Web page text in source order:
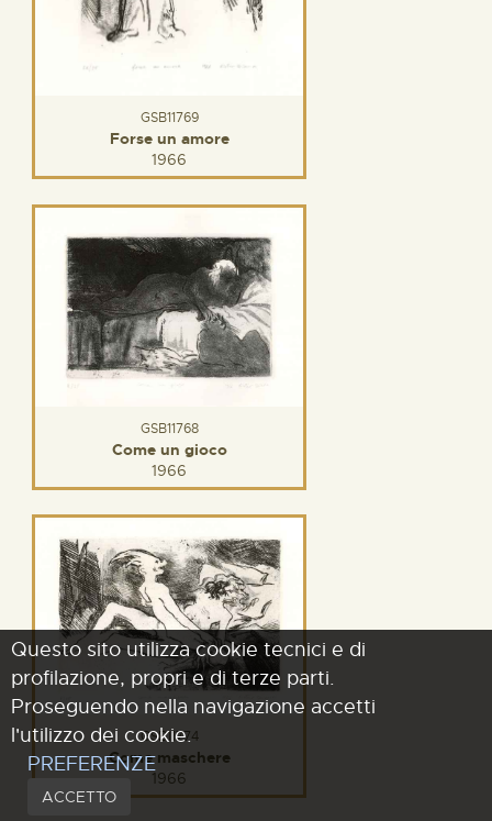
GSB11769
Forse un amore
1966
GSB11768
Come un gioco
1966
GSB11774
Come maschere
1966
Questo sito utilizza cookie tecnici e di
profilazione, propri e di terze parti.
Proseguendo nella navigazione accetti
l'utilizzo dei cookie.
PREFERENZE
ACCETTO